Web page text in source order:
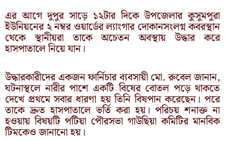
এর আগে দুপুর সাড়ে ১২টার দিকে উপজেলার কুসুমপুরা
ইউনিয়নের ২ নম্বর ওয়ার্ডের ল্যাংগার দোকানসংলগ্ন কবরস্থান
থেকে স্থানীয়রা তাকে অচেতন অবস্থায় উদ্ধার করে
হাসপাতালে নিয়ে যান।
উদ্ধারকারীদের একজন ফার্নিচার ব্যবসায়ী মো. রুবেল জানান,
ঘটনাস্থলে নারীর পাশে একটি বিষের বোতল পড়ে থাকতে
দেখে প্রথমে সবার ধারণা হয় তিনি বিষপান করেছেন। পরে
তাকে দ্রুত হাসপাতালে ভর্তি করা হয়। পরিচয় শনাক্ত না
হওয়ায় বিষয়টি পটিয়া পৌরসভা গাউছিয়া কমিটির মানবিক
টিমকেও জানানো হয়।